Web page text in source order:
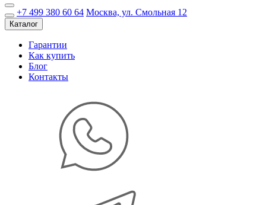
+7 499 380 60 64 Москва, ул. Смольная 12
Каталог
Гарантии
Как купить
Блог
Контакты